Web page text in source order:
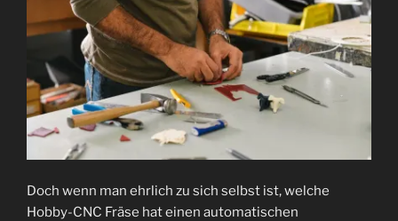
Doch wenn man ehrlich zu sich selbst ist, welche
Hobby-CNC Fräse hat einen automatischen